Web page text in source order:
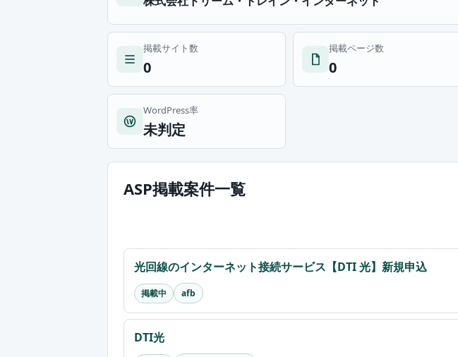
掲載サイト数
0
掲載ページ数
0
WordPress率
未判定
ASP掲載案件一覧
光回線のインターネット接続サービス【DTI 光】新規申込
掲載中 afb
DTI光